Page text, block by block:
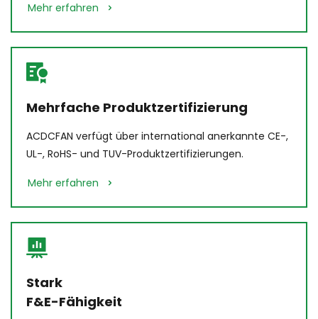
Mehr erfahren
Mehrfache Produktzertifizierung
ACDCFAN verfügt über international anerkannte CE-,
UL-, RoHS- und TUV-Produktzertifizierungen.
Mehr erfahren
Stark
F&E-Fähigkeit